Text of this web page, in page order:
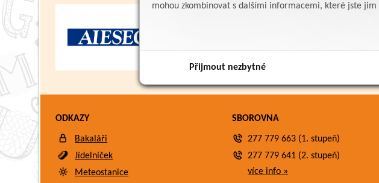
mohou zkombinovat s dalšími informacemi, které jste
Přijmout nezbytné
ODKAZY
Bakaláři
Jídelníček
Meteostanice
SBOROVNA
277 779 663 (1. stupeň)
277 779 641 (2. stupeň)
více info »